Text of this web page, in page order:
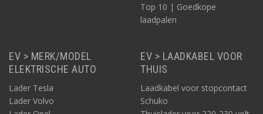
Top 10 | Goedkope
laadpalen
EV > MERK/MODEL
ELEKTRISCHE AUTO
Lader Tesla
Lader Volvo
EV > LAADKABEL VOOR
THUIS
Laadkabel voor stopcontact
Schuko